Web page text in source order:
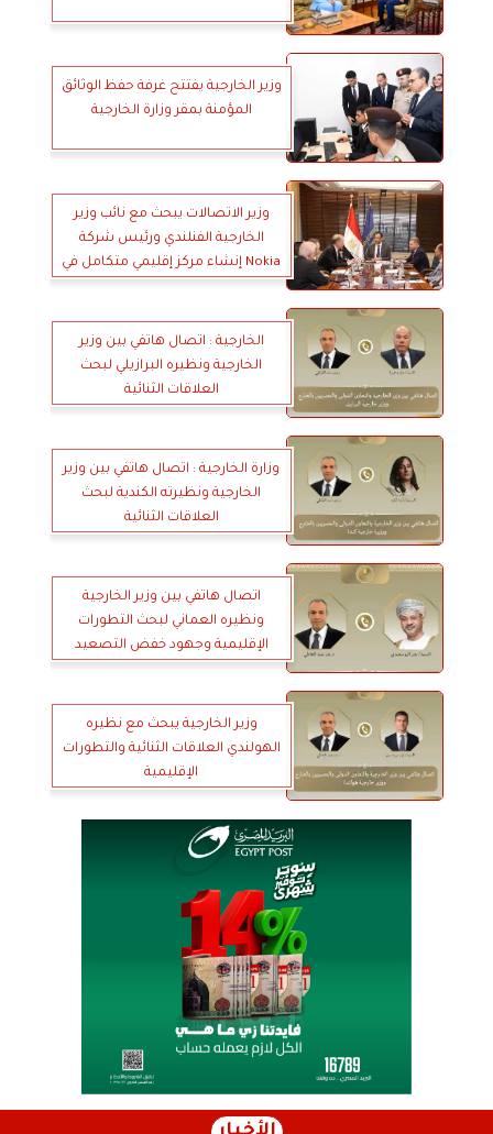
وزير الخارجية يفتتح غرفة حفظ الوثائق
المؤمنة بمقر وزارة الخارجية
وزير الاتصالات يبحث مع نائب وزير
الخارجية الفنلندي ورئيس شركة
Nokia إنشاء مركز إقليمي متكامل في
الخارجية : اتصال هاتفي بين وزير
الخارجية ونظيره البرازيلي لبحث
العلاقات الثنائية
وزارة الخارجية : اتصال هاتفي بين وزير
الخارجية ونظيرته الكندية لبحث
العلاقات الثنائية
اتصال هاتفي بين وزير الخارجية
ونظيره العماني لبحث التطورات
الإقليمية وجهود خفض التصعيد
وزير الخارجية يبحث مع نظيره
الهولندي العلاقات الثنائية والتطورات
الإقليمية